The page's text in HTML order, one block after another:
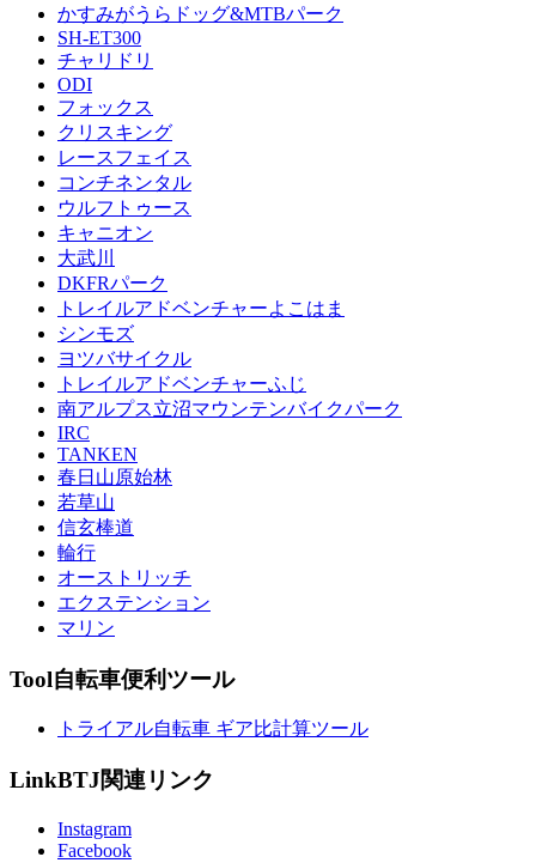
かすみがうらドッグ&MTBパーク
SH-ET300
チャリドリ
ODI
フォックス
クリスキング
レースフェイス
コンチネンタル
ウルフトゥース
キャニオン
大武川
DKFRパーク
トレイルアドベンチャーよこはま
シンモズ
ヨツバサイクル
トレイルアドベンチャーふじ
南アルプス立沼マウンテンバイクパーク
IRC
TANKEN
春日山原始林
若草山
信玄棒道
輪行
オーストリッチ
エクステンション
マリン
Tool自転車便利ツール
トライアル自転車 ギア比計算ツール
LinkBTJ関連リンク
Instagram
Facebook